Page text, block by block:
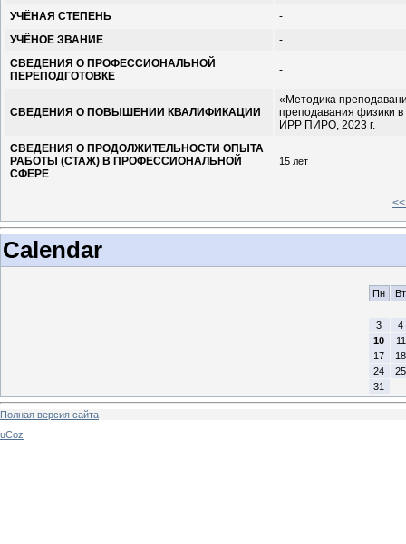
УЧЁНАЯ СТЕПЕНЬ
-
УЧЁНОЕ ЗВАНИЕ
-
СВЕДЕНИЯ О ПРОФЕССИОНАЛЬНОЙ
ПЕРЕПОДГОТОВКЕ
-
СВЕДЕНИЯ О ПОВЫШЕНИИ КВАЛИФИКАЦИИ
«Методика
преподавания физики
ИРР ПИРО, 2023 г.
СВЕДЕНИЯ О ПРОДОЛЖИТЕЛЬНОСТИ ОПЫТА
РАБОТЫ (СТАЖ) В ПРОФЕССИОНАЛЬНОЙ
СФЕРЕ
15 лет
Calendar
Пн
Вт
3
4
10
11
17
18
24
25
31
Полная версия сайта
uCoz